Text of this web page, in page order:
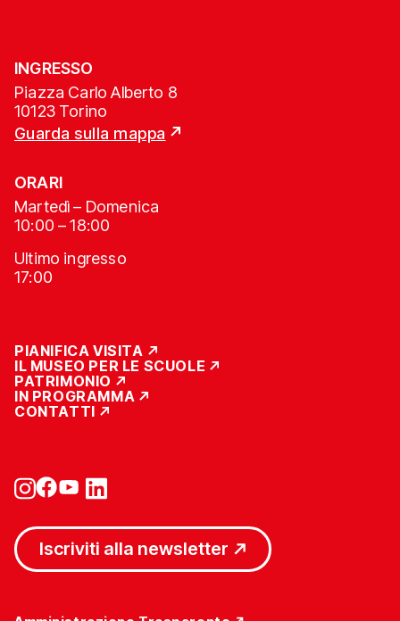
INGRESSO
Piazza Carlo Alberto 8
10123 Torino
Guarda sulla mappa
ORARI
Martedì – Domenica
10:00 – 18:00
Ultimo ingresso
17:00
PIANIFICA VISITA
IL MUSEO PER LE SCUOLE
PATRIMONIO
IN PROGRAMMA
CONTATTI
Iscriviti alla newsletter